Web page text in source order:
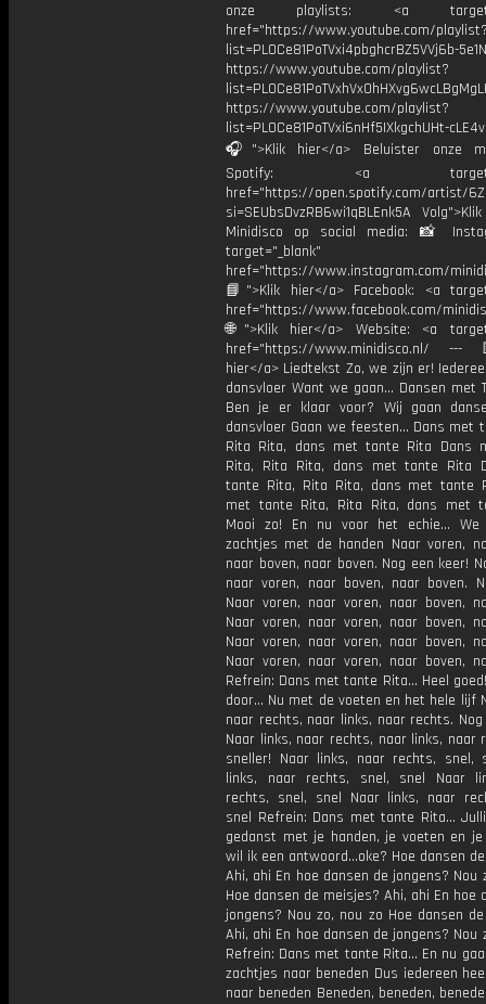
onze playlists: <a
href="https://www.youtube.com/
list=PL0Ce81PoTVxi4pbghcrBZ5VVj6b-
https://www.youtube.com/playlist?
https://www.youtube.com/playlist?
list=PL0Ce81PoTVxi6nHf5IXkgchUHt-
🎧">Klik hier</a> Beluister onze
Spotify: <a
href="https://open.spotify.com/artist/
si=SEUbsDvzRB6wi1qBLEnk5A
Minidisco op social media: 📸
target="_blank"
href="https://www.instagram.com/
📘">Klik hier</a> Facebook: <a
href="https://www.facebook.com/
🌐">Klik hier</a> Website: <a
href="https://www.minidisco.nl/ ---
hier</a> Liedtekst Zo, we zijn er!
dansvloer Want we gaan… Dansen met
Ben je er klaar voor? Wij gaan
dansvloer Gaan we feesten… Dans met
Rita Rita, dans met tante Rita Dans
Rita, Rita Rita, dans met tante Rita
tante Rita, Rita Rita, dans met tante
met tante Rita, Rita Rita, dans met
Mooi zo! En nu voor het echie… We
zachtjes met de handen Naar voren,
naar boven, naar boven. Nog een keer!
naar voren, naar boven, naar boven.
Naar voren, naar voren, naar boven,
Naar voren, naar voren, naar boven,
Naar voren, naar voren, naar boven,
Naar voren, naar voren, naar boven,
Refrein: Dans met tante Rita… Heel
door… Nu met de voeten en het hele lijf
naar rechts, naar links, naar rechts.
Naar links, naar rechts, naar links, naar
sneller! Naar links, naar rechts, snel,
links, naar rechts, snel, snel Naar
rechts, snel, snel Naar links, naar
snel Refrein: Dans met tante Rita…
gedanst met je handen, je voeten en
wil ik een antwoord…oke? Hoe dansen
Ahi, ahi En hoe dansen de jongens? Nou
Hoe dansen de meisjes? Ahi, ahi En hoe
jongens? Nou zo, nou zo Hoe dansen
Ahi, ahi En hoe dansen de jongens? Nou
Refrein: Dans met tante Rita… En nu
zachtjes naar beneden Dus iedereen
naar beneden Beneden, beneden,